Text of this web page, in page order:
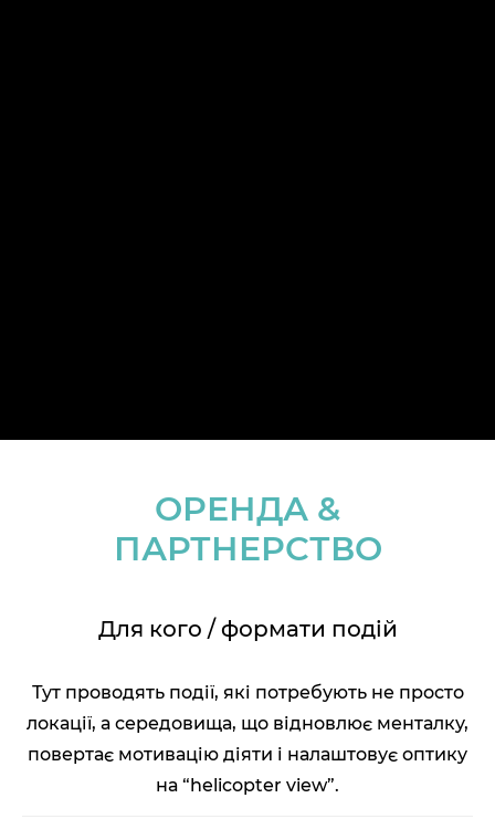
ОРЕНДА &
ПАРТНЕРСТВО
Для кого / формати подій
Тут проводять події, які потребують не просто
локації, а середовища, що відновлює менталку,
повертає мотивацію діяти і налаштовує оптику
на “helicopter view”.